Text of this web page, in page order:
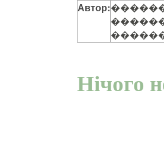
Автор:
Нічого